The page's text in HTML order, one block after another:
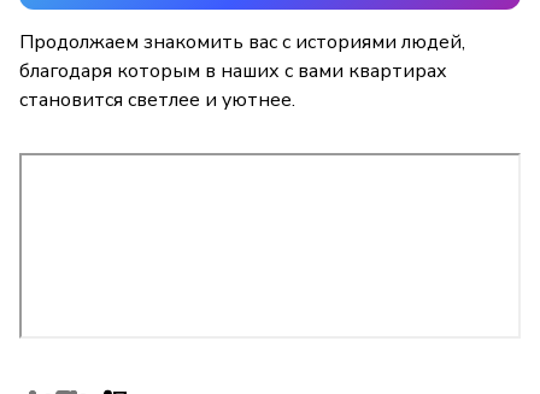
Продолжаем знакомить вас с историями людей,
благодаря которым в наших с вами квартирах
становится светлее и уютнее.